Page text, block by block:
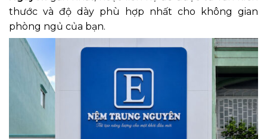
thước và độ dày phù hợp nhất cho không gian
phòng ngủ của bạn.